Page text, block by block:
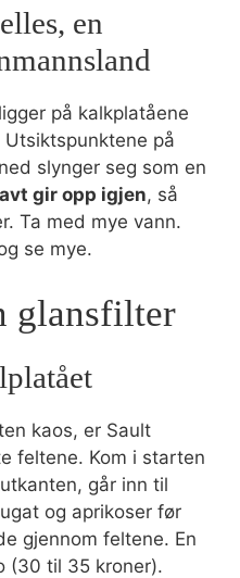
en
på kalkplatåene
på
slynger seg som en
gir opp igjen, så
Ta med mye vann.
se mye.
glansfilter
kaos, er Sault
feltene. Kom i starten
går inn til
og aprikoser før
gjennom feltene. En
(30 til 35 kroner).